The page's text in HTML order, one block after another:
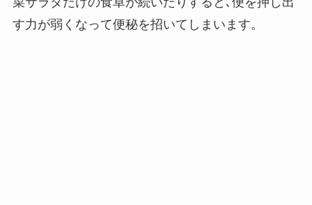
す力が弱くなって便秘を招いてしまいます。